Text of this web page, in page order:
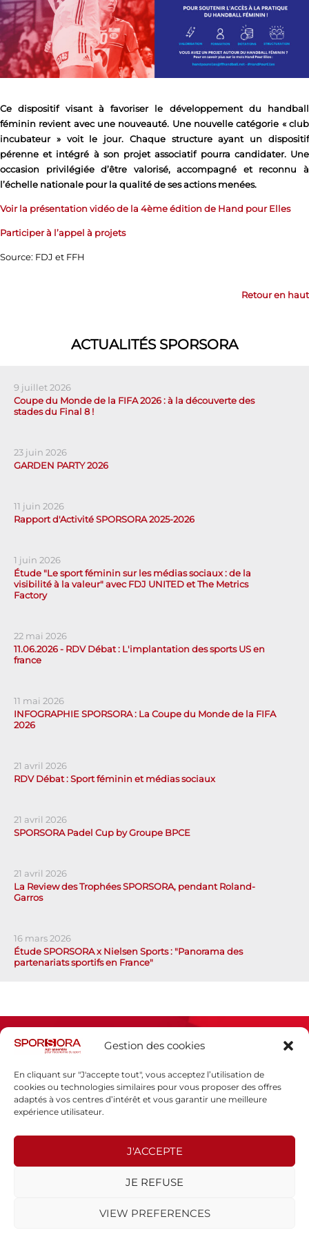
Gestion des cookies
En cliquant sur "J'accepte tout", vous acceptez l’utilisation de
cookies ou technologies similaires pour vous proposer des offres
adaptés à vos centres d’intérêt et vous garantir une meilleure
expérience utilisateur.
J'ACCEPTE
JE REFUSE
VIEW PREFERENCES
Ce dispositif visant à favoriser le développement du handball
féminin revient avec une nouveauté. Une nouvelle catégorie « club
incubateur » voit le jour. Chaque structure ayant un dispositif
pérenne et intégré à son projet associatif pourra candidater. Une
occasion privilégiée d’être valorisé, accompagné et reconnu à
l’échelle nationale pour la qualité de ses actions menées.
Voir la présentation vidéo de la 4ème édition de Hand pour Elles
Participer à l’appel à projets
Source: FDJ et FFH
Retour en haut
ACTUALITÉS SPORSORA
9 juillet 2026
Coupe du Monde de la FIFA 2026 : à la découverte des
stades du Final 8 !
23 juin 2026
GARDEN PARTY 2026
11 juin 2026
Rapport d'Activité SPORSORA 2025-2026
1 juin 2026
Étude "Le sport féminin sur les médias sociaux : de la
visibilité à la valeur" avec FDJ UNITED et The Metrics
Factory
22 mai 2026
11.06.2026 - RDV Débat : L'implantation des sports US en
france
11 mai 2026
INFOGRAPHIE SPORSORA : La Coupe du Monde de la FIFA
2026
21 avril 2026
RDV Débat : Sport féminin et médias sociaux
21 avril 2026
SPORSORA Padel Cup by Groupe BPCE
21 avril 2026
La Review des Trophées SPORSORA, pendant Roland-
Garros
16 mars 2026
Étude SPORSORA x Nielsen Sports : "Panorama des
partenariats sportifs en France"
Espace presse
Politique de confidentialité
SPORSORA
75015 PARIS